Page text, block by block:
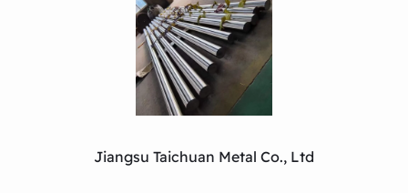
Jiangsu Taichuan Metal Co., Ltd